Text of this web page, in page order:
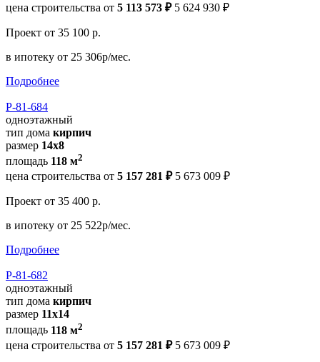
цена строительства от 5 113 573 ₽ 5 624 930 ₽
Проект от 35 100 р.
в ипотеку от 25 306р/мес.
Подробнее
Р-81-684
одноэтажный
тип дома кирпич
размер 14x8
площадь 118 м2
цена строительства от 5 157 281 ₽ 5 673 009 ₽
Проект от 35 400 р.
в ипотеку от 25 522р/мес.
Подробнее
Р-81-682
одноэтажный
тип дома кирпич
размер 11x14
площадь 118 м2
цена строительства от 5 157 281 ₽ 5 673 009 ₽